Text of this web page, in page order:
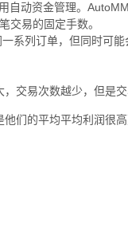
动资金管理。
交易的固定手数。
系列订单，但同时可
交易次数越少，但是交
们的平均平均利润很高